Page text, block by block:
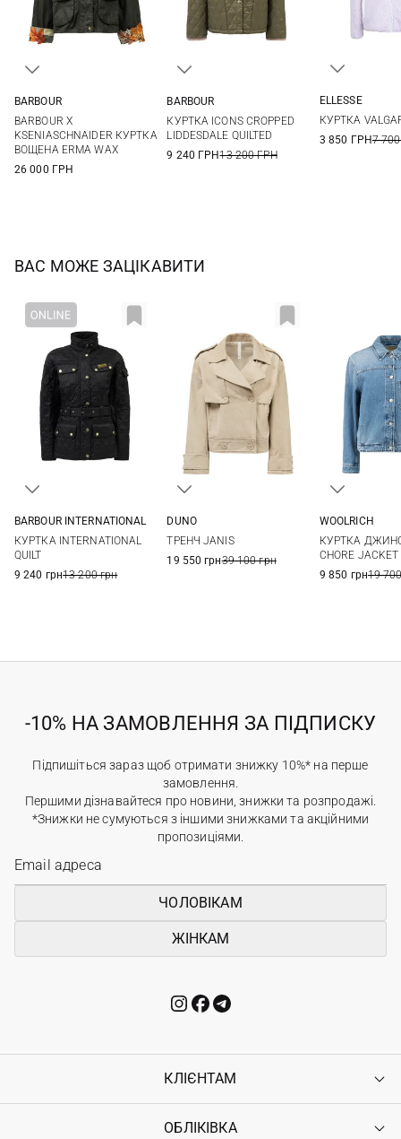
14
BARBOUR
BARBOUR X
KSENIASCHNAIDER КУРТКА
ВОЩЕНА ERMA WAX
26 000 ГРН
BARBOUR
КУРТКА ICONS CROPPED
LIDDESDALE QUILTED
9 240 ГРН13 200 ГРН
ELLESSE
КУРТКА
3 850 ГРН7
ВАС МОЖЕ ЗАЦІКАВИТИ
BARBOUR INTERNATIONAL
КУРТКА INTERNATIONAL
QUILT
9 240 грн13 200 грн
DUNO
ТРЕНЧ JANIS
19 550 грн39 100 грн
WOOLRICH
КУРТКА
CHORE JACKET
9 850 грн19
-10% НА ЗАМОВЛЕННЯ ЗА ПІДПИСКУ
Підпишіться зараз щоб отримати знижку 10%* на перше
замовлення.
Першими дізнавайтеся про новини, знижки та розпродажі.
*Знижки не сумуються з іншими знижками та акційними
пропозиціями.
ЧОЛОВІКАМ
ЖІНКАМ
КЛІЄНТАМ
Контакти
ОБЛІКІВКА